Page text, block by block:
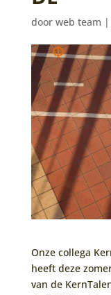
door web team |
Onze collega
heeft deze
van de